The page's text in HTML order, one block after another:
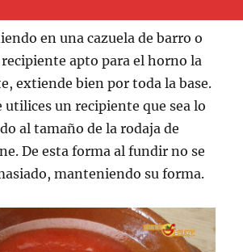
en una cazuela de barro o
apto para el horno la
extiende bien por toda la base.
utilices un recipiente que sea lo
al tamaño de la rodaja de
De esta forma al fundir no se
manteniendo su forma.